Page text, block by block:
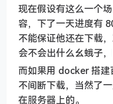
现在假设有这么一个
容，下了一天进度有
不能保证他还在下载
会不会出什么幺蛾子
而如果用 docker 搭
不间断下载，当然了
在服务器上的。